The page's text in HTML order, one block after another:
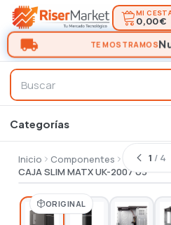
MI
0,00 €
Inicio Componentes
Torres -
CAJA SLIM MATX UK-2007 U3
ORIGINAL
1 / 4